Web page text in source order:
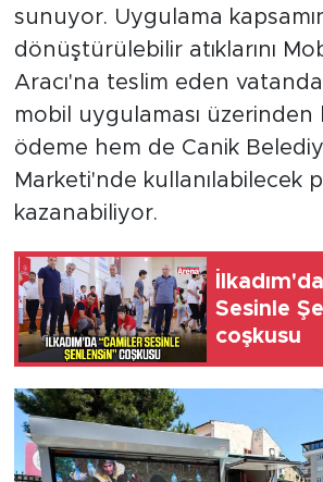
sunuyor. Uygulama
dönüştürülebilir atıklarını
Aracı'na teslim eden
mobil uygulaması üzerinden
ödeme hem de Canik
Marketi'nde kullanılabilecek
kazanabiliyor.
Sesinle
coşkusu